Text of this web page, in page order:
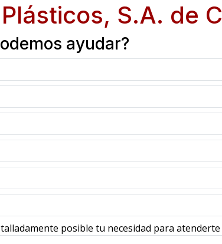
S.A. de
ayudar?
posible tu necesidad para